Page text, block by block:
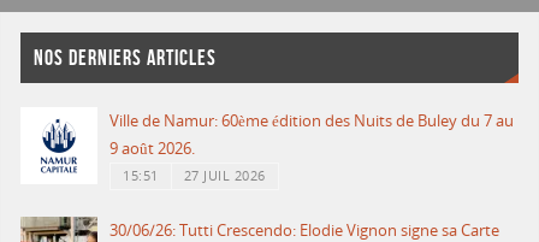
NOS DERNIERS ARTICLES
Ville de Namur: 60ème édition des Nuits de Buley du 7 au
9 août 2026.
15:51 27 JUIL 2026
30/06/26: Tutti Crescendo: Elodie Vignon signe sa Carte